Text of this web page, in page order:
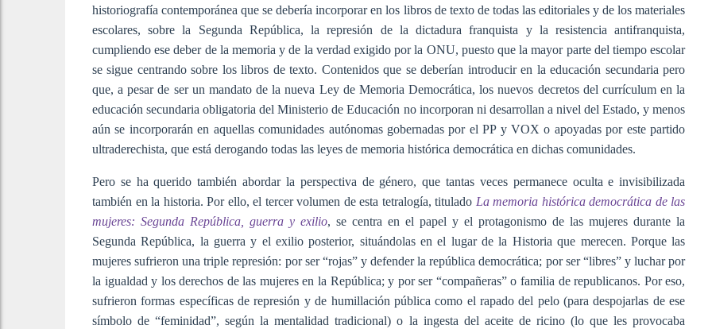
historiografía contemporánea que se debería incorporar en los libros de texto de todas las editoriales y de los materiales
escolares, sobre la Segunda República, la represión de la dictadura franquista y la resistencia antifranquista,
cumpliendo ese deber de la memoria y de la verdad exigido por la ONU, puesto que la mayor parte del tiempo escolar
se sigue centrando sobre los libros de texto. Contenidos que se deberían introducir en la educación secundaria pero
que, a pesar de ser un mandato de la nueva Ley de Memoria Democrática, los nuevos decretos del currículum en la
educación secundaria obligatoria del Ministerio de Educación no incorporan ni desarrollan a nivel del Estado, y menos
aún se incorporarán en aquellas comunidades autónomas gobernadas por el PP y VOX o apoyadas por este partido
ultraderechista, que está derogando todas las leyes de memoria histórica democrática en dichas comunidades.
Pero se ha querido también abordar la perspectiva de género, que tantas veces permanece oculta e invisibilizada
también en la historia. Por ello, el tercer volumen de esta tetralogía, titulado La memoria histórica democrática de las
mujeres: Segunda República, guerra y exilio, se centra en el papel y el protagonismo de las mujeres durante la
Segunda República, la guerra y el exilio posterior, situándolas en el lugar de la Historia que merecen. Porque las
mujeres sufrieron una triple represión: por ser “rojas” y defender la república democrática; por ser “libres” y luchar por
la igualdad y los derechos de las mujeres en la República; y por ser “compañeras” o familia de republicanos. Por eso,
sufrieron formas específicas de represión y de humillación pública como el rapado del pelo (para despojarlas de ese
símbolo de “feminidad”, según la mentalidad tradicional) o la ingesta del aceite de ricino (lo que les provocaba